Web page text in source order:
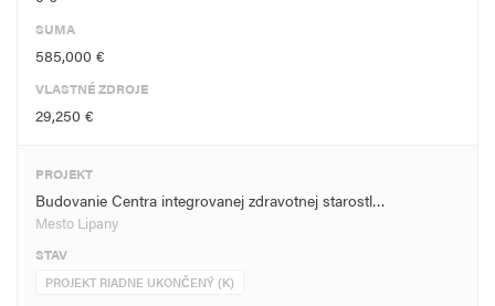
SUMA
585,000 €
VLASTNÉ ZDROJE
29,250 €
PROJEKT
Budovanie Centra integrovanej zdravotnej starostl…
Mesto Lipany
STAV
PROJEKT RIADNE UKONČENÝ (K)